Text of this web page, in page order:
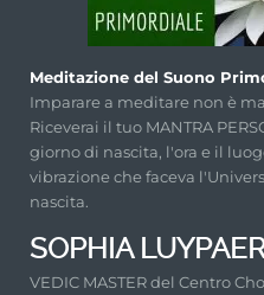
Meditazione del Suono
Imparare a meditare non è
Riceverai il tuo MANTRA
giorno di nascita, l'ora e il
vibrazione che faceva
nascita.
SOPHIA
VEDIC MASTER del Centro